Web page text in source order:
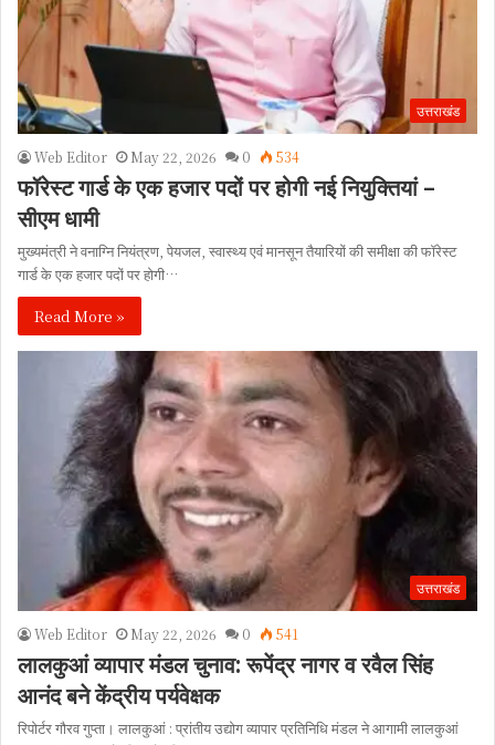
उत्तराखंड
Web Editor May 22, 2026 0 534
फॉरेस्ट गार्ड के एक हजार पदों पर होगी नई नियुक्तियां –
सीएम धामी
मुख्यमंत्री ने वनाग्नि नियंत्रण, पेयजल, स्वास्थ्य एवं मानसून तैयारियों की समीक्षा की फॉरेस्ट
गार्ड के एक हजार पदों पर होगी…
Read More »
उत्तराखंड
Web Editor May 22, 2026 0 541
लालकुआं व्यापार मंडल चुनाव: रूपेंद्र नागर व रवैल सिंह
आनंद बने केंद्रीय पर्यवेक्षक
रिपोर्टर गौरव गुप्ता। लालकुआं : प्रांतीय उद्योग व्यापार प्रतिनिधि मंडल ने आगामी लालकुआं